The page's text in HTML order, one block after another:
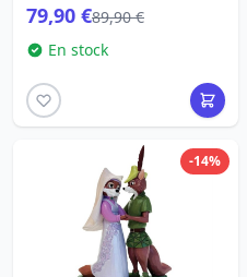
79,90 €89,90 €
En stock
-14%